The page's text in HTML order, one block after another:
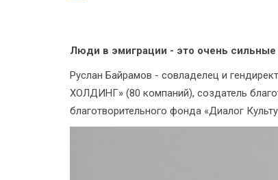
Люди в эмиграции - это очень
Руслан Байрамов - совладелец и
ХОЛДИНГ» (80 компаний), создатель
благотворительного фонда «Диалог